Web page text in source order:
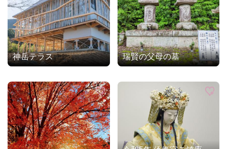
神岳テラス 瑞賢の父母の墓